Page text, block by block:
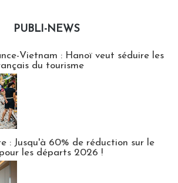
PUBLI-NEWS
Vietnam : Hanoï veut séduire les
du tourisme
: Jusqu'à 60% de réduction sur le
les départs 2026 !